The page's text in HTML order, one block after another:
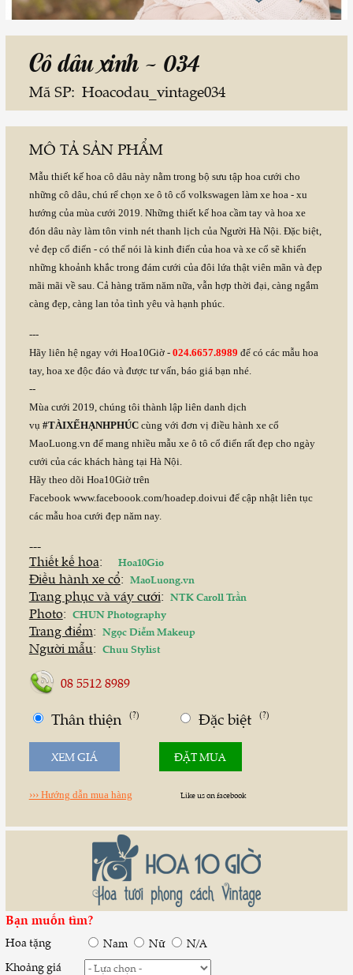
Cô dâu xinh - 034
Mã SP: Hoacodau_vintage034
MÔ TẢ SẢN PHẨM
Mẫu thiết kế hoa cô dâu này nằm trong bộ sưu tập hoa cưới cho
những cô dâu, chú rể chọn xe ô tô cổ volkswagen làm xe hoa - xu
hướng của mùa cưới 2019. Những thiết kế hoa cầm tay và hoa xe
đón dâu này làm tôn vinh nét thanh lịch của Người Hà Nội. Đặc biệt,
vẻ đẹp cổ điển - có thể nói là kinh điển của hoa và xe cổ sẽ khiến
những khoảnh khắc trong đám cưới của đôi lứa thật viên mãn và đẹp
mãi mãi về sau. Cả hàng trăm năm nữa, vẫn hợp thời đại, càng ngắm
càng đẹp, càng lan tỏa tình yêu và hạnh phúc.
---
Hãy liên hệ ngay với Hoa10Giờ - 024.6657.8989 để có các mẫu hoa
tay, hoa xe độc đáo và được tư vấn, báo giá bạn nhé.
--
Mùa cưới 2019, chúng tôi thành lập liên danh dịch
vụ #TÀIXẾHẠNHPHÚCcùng với đơn vị điều hành xe cổ
MaoLuong.vn để mang nhiều mẫu xe ô tô cổ điển rất đẹp cho ngày
cưới của các khách hàng tại Hà Nội.
Hãy theo dõi Hoa10Giờ trên
Facebook www.faceboook.com/hoadep.doivui để cập nhật liên tục
các mẫu hoa cưới đẹp năm nay.
---
Thiết kế hoa: Hoa10Gio
Điều hành xe cổ: MaoLuong.vn
Trang phục và váy cưới: NTK Caroll Trần
Photo: CHUN Photography
Trang điểm: Ngọc Diễm Makeup
Người mẫu: Chuu Stylist
08 5512 8989
Thân thiện (?) Đặc biệt (?)
XEM GIÁ ĐẶT MUA
››› Hướng dẫn mua hàng Like us on facebook
Bạn muốn tìm?
Hoa tặng Nam Nữ
N/A
Khoảng giá